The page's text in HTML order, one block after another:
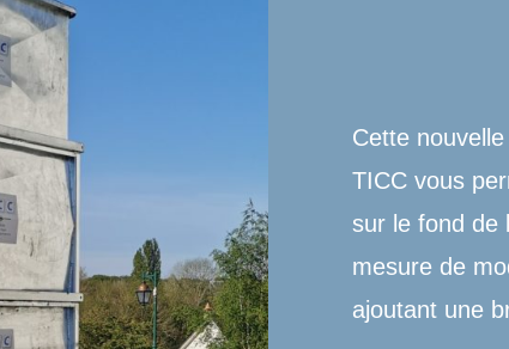
Cette
TICC vous
sur le fond de
mesure de
ajoutant une